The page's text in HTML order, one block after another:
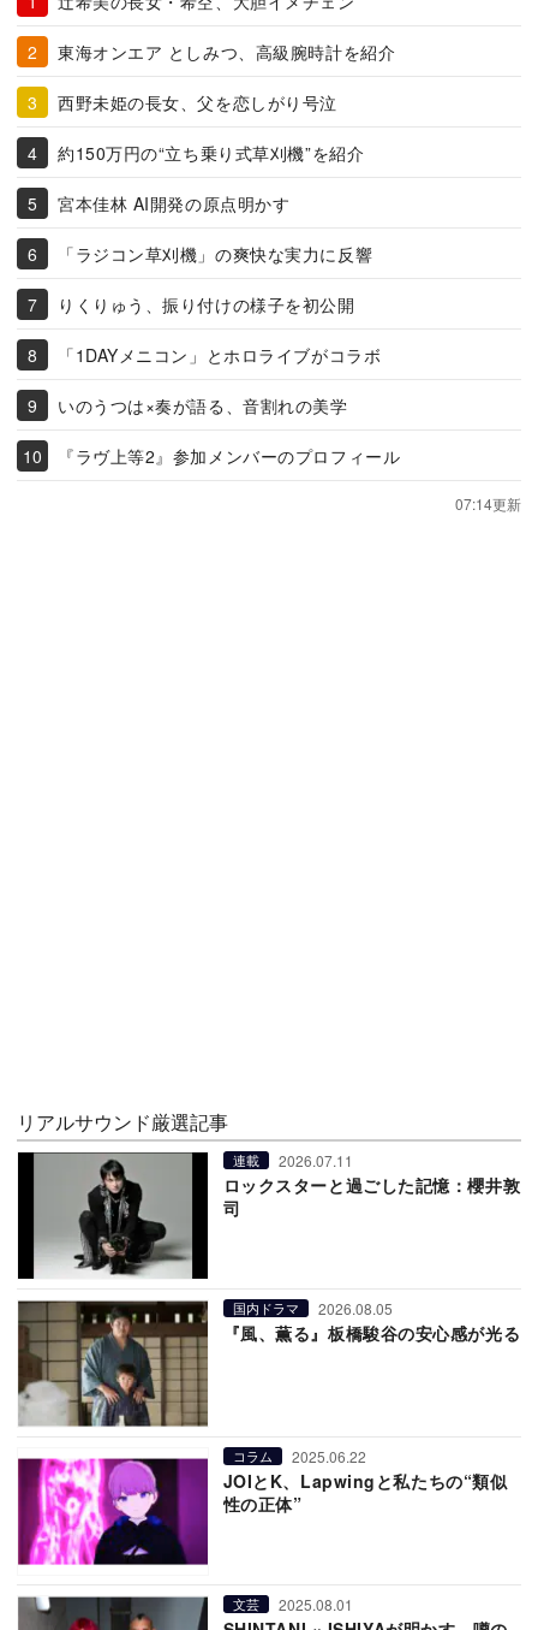
東海オンエア としみつ、高級腕時計を紹介
西野未姫の長女、父を恋しがり号泣
約150万円の“立ち乗り式草刈機”を紹介
宮本佳林 AI開発の原点明かす
「ラジコン草刈機」の爽快な実力に反響
りくりゅう、振り付けの様子を初公開
「1DAYメニコン」とホロライブがコラボ
いのうつは×奏が語る、音割れの美学
『ラヴ上等2』参加メンバーのプロフィール
07:14更新
リアルサウンド厳選記事
連載 2026.07.11
ロックスターと過ごした記憶：櫻井敦
司
国内ドラマ 2026.08.05
『風、薫る』板橋駿谷の安心感が光る
コラム 2025.06.22
JOIとK、Lapwingと私たちの“類似
性の正体”
文芸 2025.08.01